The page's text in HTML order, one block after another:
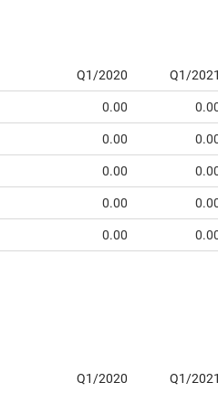
Q1/2020 Q1/2021
0.00
0.00
0.00
0.00
0.00
Q1/2020 Q1/2021